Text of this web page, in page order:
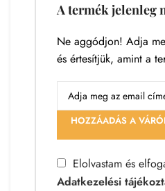
A termék jelenleg
Ne aggódjon! Adja
és értesítjük, amint a
HOZZÁADÁS A
Elolvastam és
Adatkezelési